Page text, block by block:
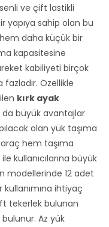
ve çift lastikli
yapıya sahip olan bu
daha küçük bir
kapasitesine
kabiliyeti birçok
Özellikle
kırk ayak
da büyük avantajlar
olan yük taşıma
hem taşıma
kullanıcılarına büyük
modellerinde 12 adet
ihtiyaç
tekerlek bulunan
Az yük